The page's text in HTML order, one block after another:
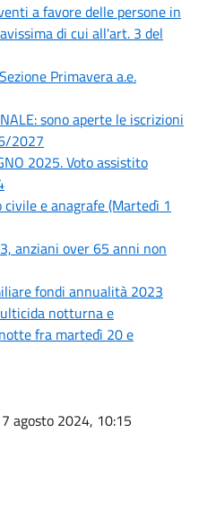
a favore delle persone in
di cui all'art. 3 del
Primavera a.e.
sono aperte le iscrizioni
2027
2025. Voto assistito
e anagrafe (Martedì 1
anziani over 65 anni non
fondi annualità 2023
notturna e
fra martedì 20 e
agosto 2024, 10:15